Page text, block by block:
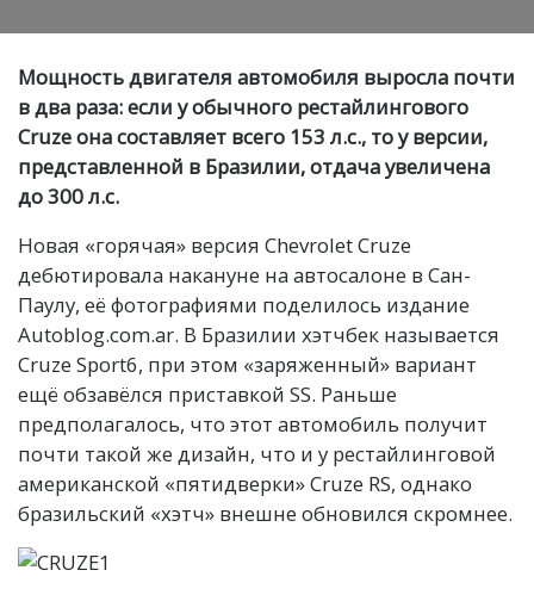
Мощность двигателя автомобиля выросла почти
в два раза: если у обычного рестайлингового
Cruze она составляет всего 153 л.с., то у версии,
представленной в Бразилии, отдача увеличена
до 300 л.с.
Новая «горячая» версия Chevrolet Cruze
дебютировала накануне на автосалоне в Сан-
Паулу, её фотографиями поделилось издание
Autoblog.com.ar. В Бразилии хэтчбек называется
Cruze Sport6, при этом «заряженный» вариант
ещё обзавёлся приставкой SS. Раньше
предполагалось, что этот автомобиль получит
почти такой же дизайн, что и у рестайлинговой
американской «пятидверки» Cruze RS, однако
бразильский «хэтч» внешне обновился скромнее.